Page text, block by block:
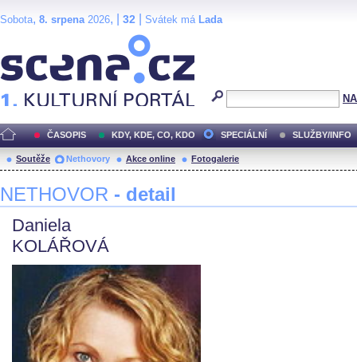
Sobota, 8. srpena2026, | 32 Svátek má Lada
ČASOPIS KDY, KDE, CO, KDO SPECIÁLNÍ SLUŽBY/INFO
Soutěže Nethovory Akce online Fotogalerie
NETHOVOR - detail
Daniela
KOLÁŘOVÁ